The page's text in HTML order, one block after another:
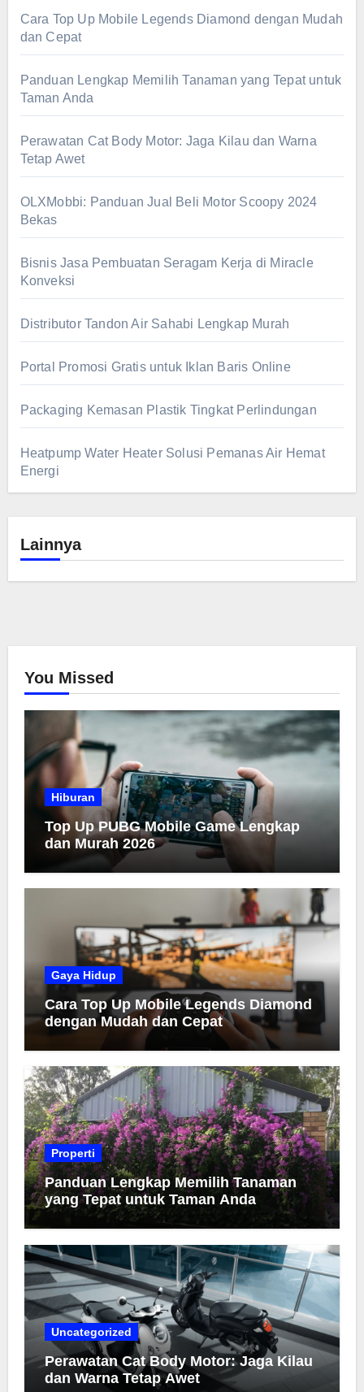
Cara Top Up Mobile Legends Diamond dengan Mudah
dan Cepat
Panduan Lengkap Memilih Tanaman yang Tepat untuk
Taman Anda
Perawatan Cat Body Motor: Jaga Kilau dan Warna
Tetap Awet
OLXMobbi: Panduan Jual Beli Motor Scoopy 2024
Bekas
Bisnis Jasa Pembuatan Seragam Kerja di Miracle
Konveksi
Distributor Tandon Air Sahabi Lengkap Murah
Portal Promosi Gratis untuk Iklan Baris Online
Packaging Kemasan Plastik Tingkat Perlindungan
Heatpump Water Heater Solusi Pemanas Air Hemat
Energi
Lainnya
You Missed
Hiburan
Top Up PUBG Mobile Game Lengkap
dan Murah 2026
Gaya Hidup
Cara Top Up Mobile Legends Diamond
dengan Mudah dan Cepat
Properti
Panduan Lengkap Memilih Tanaman
yang Tepat untuk Taman Anda
Uncategorized
Perawatan Cat Body Motor: Jaga Kilau
dan Warna Tetap Awet